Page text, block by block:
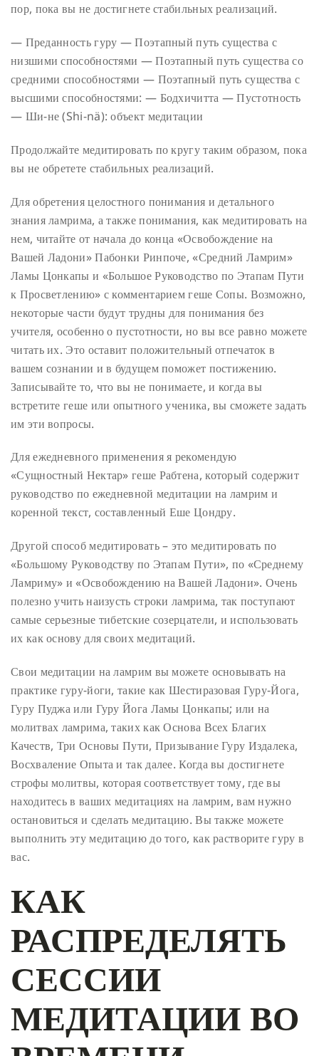
пор, пока вы не достигнете стабильных реализаций.
— Преданность гуру — Поэтапный путь существа с
низшими способностями — Поэтапный путь существа со
средними способностями — Поэтапный путь существа с
высшими способностями: — Бодхичитта — Пустотность
— Ши-не (Shi-nä): объект медитации
Продолжайте медитировать по кругу таким образом, пока
вы не обретете стабильных реализаций.
Для обретения целостного понимания и детального
знания ламрима, а также понимания, как медитировать на
нем, читайте от начала до конца «Освобождение на
Вашей Ладони» Пабонки Ринпоче, «Средний Ламрим»
Ламы Цонкапы и «Большое Руководство по Этапам Пути
к Просветлению» с комментарием геше Сопы. Возможно,
некоторые части будут трудны для понимания без
учителя, особенно о пустотности, но вы все равно можете
читать их. Это оставит положительный отпечаток в
вашем сознании и в будущем поможет постижению.
Записывайте то, что вы не понимаете, и когда вы
встретите геше или опытного ученика, вы сможете задать
им эти вопросы.
Для ежедневного применения я рекомендую
«Сущностный Нектар» геше Рабтена, который содержит
руководство по ежедневной медитации на ламрим и
коренной текст, составленный Еше Цондру.
Другой способ медитировать – это медитировать по
«Большому Руководству по Этапам Пути», по «Среднему
Ламриму» и «Освобождению на Вашей Ладони». Очень
полезно учить наизусть строки ламрима, так поступают
самые серьезные тибетские созерцатели, и использовать
их как основу для своих медитаций.
Свои медитации на ламрим вы можете основывать на
практике гуру-йоги, такие как Шестиразовая Гуру-Йога,
Гуру Пуджа или Гуру Йога Ламы Цонкапы; или на
молитвах ламрима, таких как Основа Всех Благих
Качеств, Три Основы Пути, Призывание Гуру Издалека,
Восхваление Опыта и так далее. Когда вы достигнете
строфы молитвы, которая соответствует тому, где вы
находитесь в ваших медитациях на ламрим, вам нужно
остановиться и сделать медитацию. Вы также можете
выполнить эту медитацию до того, как растворите гуру в
вас.
КАК
РАСПРЕДЕЛЯТЬ
СЕССИИ
МЕДИТАЦИИ ВО